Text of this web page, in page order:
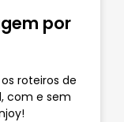
por
roteiros de
com e sem